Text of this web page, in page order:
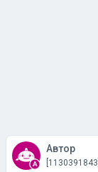
Автор
[1130391843]